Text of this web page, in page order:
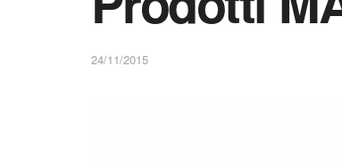
24/11/2015